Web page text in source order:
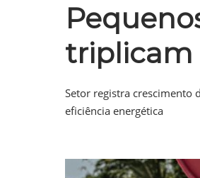
triplicam
Setor registra crescimento
eficiência energética